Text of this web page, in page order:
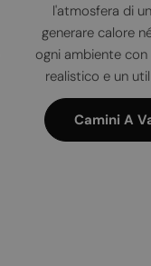
l'atmosfera di
generare calore
ogni ambiente
realistico e un
Camini A